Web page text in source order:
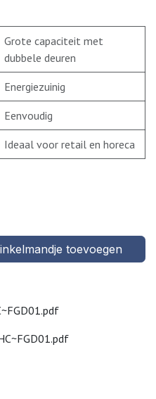
Grote capaciteit met
dubbele deuren
Energiezuinig
Eenvoudig
Ideaal voor retail en horeca
toevoegen